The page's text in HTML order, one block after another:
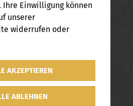
Ihre Einwilligung können
unserer
widerrufen oder
4.) PLATZIEREN